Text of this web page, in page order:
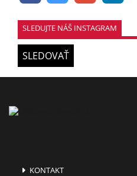
SLEDUJTE NÁŠ INSTAGRAM
SLEDOVAŤ
KONTAKT